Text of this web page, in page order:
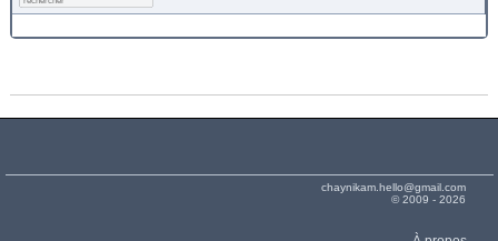
chaynikam.hello@gmail.com
© 2009 - 2026